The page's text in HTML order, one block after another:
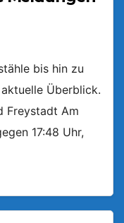
bis hin zu
Überblick.
Freystadt Am
17:48 Uhr,